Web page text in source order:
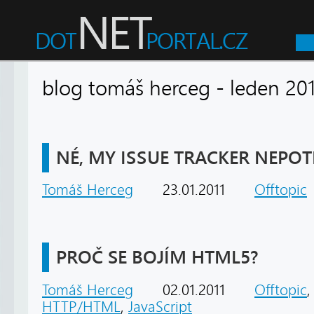
blog tomáš herceg - leden
NÉ, MY ISSUE TRACKER
Tomáš Herceg 23.01.2011 Offtopic
PROČ SE BOJÍM HTML5?
Tomáš Herceg 02.01.2011 Offtopic,
HTTP/HTML , JavaScript